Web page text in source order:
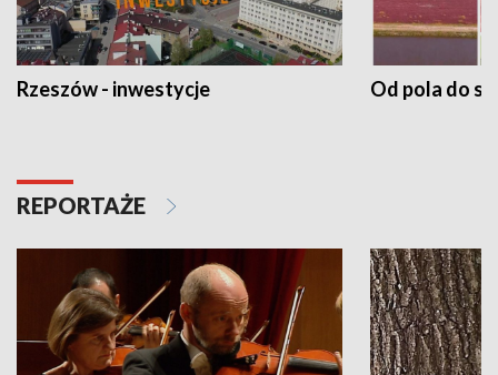
Rzeszów - inwestycje Od pola do
REPORTAŻE